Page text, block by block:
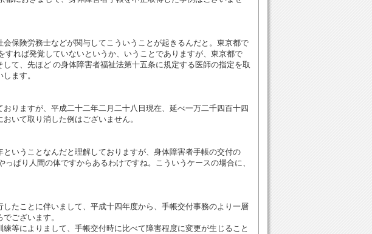
保険労務士などが関与してこういうことが起きるんだと。東京都で
すれば発覚していないというか、いうことでありますが、東京都で
て、先ほど の身体障害者福祉法第十五条に規定する医師の指定を取
ます。
りますが、平成二十二年二月二十八日現在、延べ一万二千四百十四
いて取り消した例はございません。
いうことなんだと理解しておりますが、身体障害者手帳の交付の
ぱり人間の体ですからあるわけですね。こういうケースの場合に、
たことに伴いまして、平成十四年度から、手帳交付事務のより一層
ございます。
等によりまして、手帳交付時に比べて障害程度に変更が生じること